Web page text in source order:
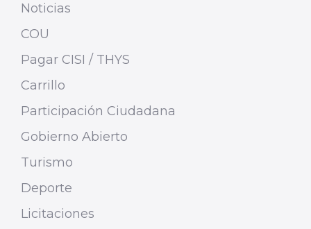
Noticias
COU
Pagar CISI / THYS
Carrillo
Participación Ciudadana
Gobierno Abierto
Turismo
Deporte
Licitaciones